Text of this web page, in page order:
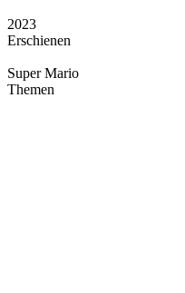
2023
Erschienen
Super Mario
Themen